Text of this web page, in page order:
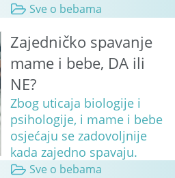
Sve o bebama
Zajedničko spavanje
mame i bebe, DA ili
NE?
Zbog uticaja biologije i
psihologije, i mame i bebe
osjećaju se zadovoljnije
kada zajedno spavaju.
Sve o bebama